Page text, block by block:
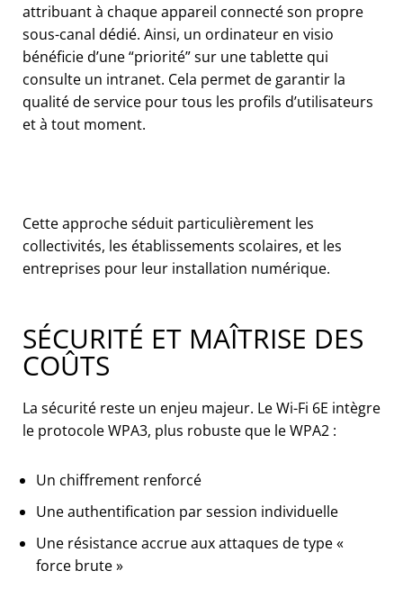
attribuant à chaque appareil connecté son propre
sous-canal dédié. Ainsi, un ordinateur en visio
bénéficie d’une “priorité” sur une tablette qui
consulte un intranet. Cela permet de garantir la
qualité de service pour tous les profils d’utilisateurs
et à tout moment.
Cette approche séduit particulièrement les
collectivités, les établissements scolaires, et les
entreprises pour leur installation numérique.
SÉCURITÉ ET MAÎTRISE DES
COÛTS
La sécurité reste un enjeu majeur. Le Wi-Fi 6E intègre
le protocole WPA3, plus robuste que le WPA2 :
Un chiffrement renforcé
Une authentification par session individuelle
Une résistance accrue aux attaques de type «
force brute »